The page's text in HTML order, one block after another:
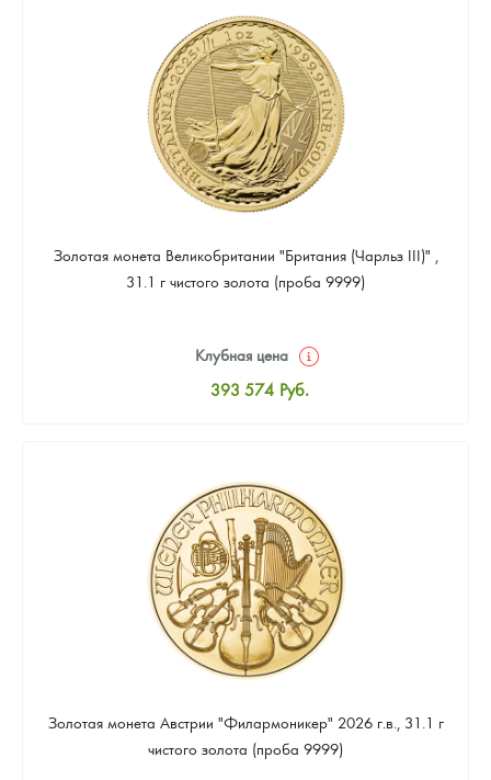
379 262 Руб.
Золотая монета Великобритании "Британия (Чарльз III)" ,
31.1 г чистого золота (проба 9999)
Клубная цена
393 574 Руб.
Цена выкупа
373 895 Руб.
Золотая монета Австрии "Филармоникер" 2026 г.в., 31.1 г
чистого золота (проба 9999)